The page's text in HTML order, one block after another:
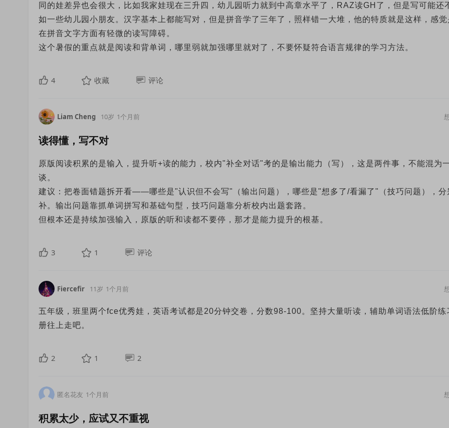
同的娃差异也会很大，比如我家娃现在三升四，幼儿园听力就到中高章水平了，RAZ读GH了，但是写可能还
如一些幼儿园小朋友。汉字基本上都能写对，但是拼音学了三年了，照样错一大堆，他的特质就是这样，感觉
在拼音文字方面有轻微的读写障碍。
这个暑假的重点就是阅读和背单词，哪里弱就加强哪里就对了，不要怀疑符合语言规律的学习方法。
4 收藏 评论
Liam Cheng 10岁 1个月前
读得懂，写不对
原版阅读积累的是输入，提升听+读的能力，校内"补全对话"考的是输出能力（写），这是两件事，不能混为
谈。
建议：把卷面错题拆开看——哪些是"认识但不会写"（输出问题），哪些是"想多了/看漏了"（技巧问题），分
补。输出问题靠抓单词拼写和基础句型，技巧问题靠分析校内出题套路。
但根本还是持续加强输入，原版的听和读都不要停，那才是能力提升的根基。
3 1 评论
Fiercefir 11岁 1个月前
五年级，班里两个fce优秀娃，英语考试都是20分钟交卷，分数98-100。坚持大量听读，辅助单词语法低阶练
册往上走吧。
2 1 2
匿名花友 1个月前
积累太少，应试又不重视